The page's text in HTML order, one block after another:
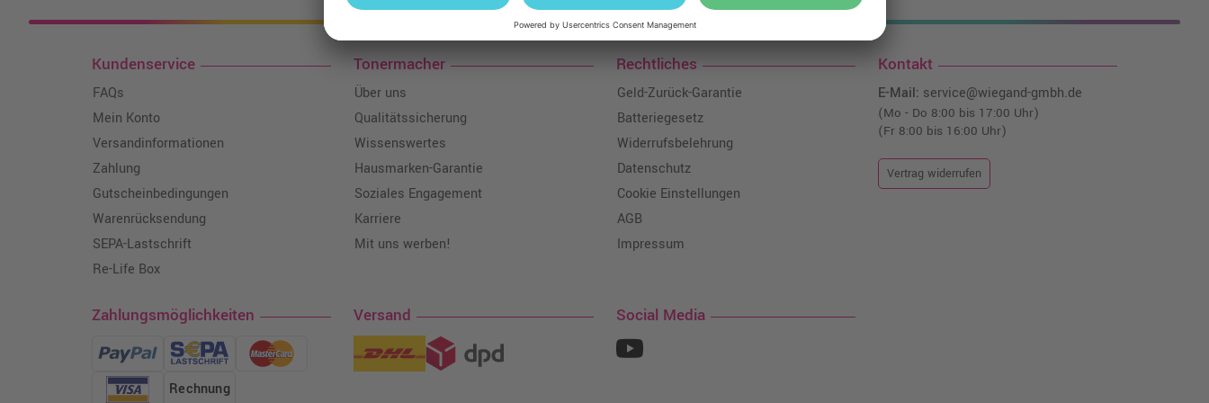
Kundenservice
FAQs
Mein Konto
Versandinformationen
Zahlung
Gutscheinbedingungen
Warenrücksendung
SEPA-Lastschrift
Re-Life Box
Tonermacher
Über uns
Qualitätssicherung
Wissenswertes
Hausmarken-Garantie
Soziales Engagement
Karriere
Mit uns werben!
Rechtliches
Geld-Zurück-Garantie
Batteriegesetz
Widerrufsbelehrung
Datenschutz
Cookie Einstellungen
AGB
Impressum
Kontakt
E-Mail: service@wiegand-gmbh.de
(Mo - Do 8:00 bis 17:00 Uhr)
(Fr 8:00 bis 16:00 Uhr)
Vertrag widerrufen
Zahlungsmöglichkeiten
Rechnung
Versand Social Media